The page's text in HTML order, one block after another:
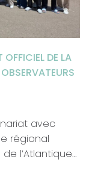
DE LA
avec
régional
l’Atlantique…